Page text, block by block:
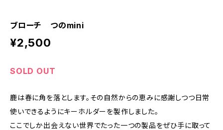
ブローチ つのmini
¥2,500
SOLD OUT
鹿は春に角を落とします。その自然からの恵みに感謝しつつ日常
使いできるようにキーホルダーを製作しました。
ここでしか出会えない世界でたった一つの製品をぜひ手に取って